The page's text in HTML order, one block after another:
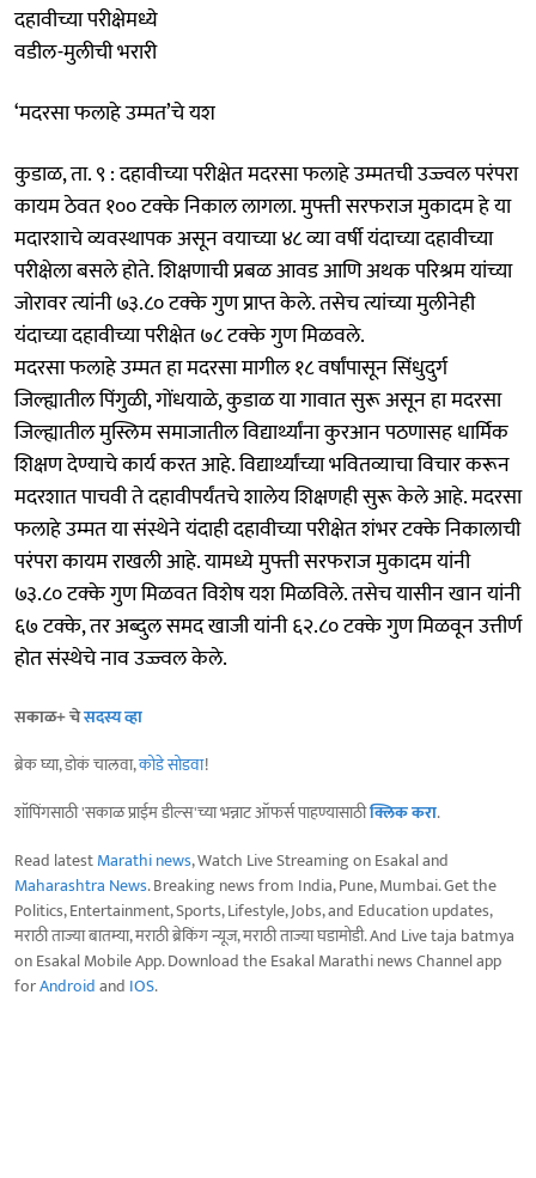
दहावीच्या परीक्षेमध्ये
वडील-मुलीची भरारी
‘मदरसा फलाहे उम्मत’चे यश
कुडाळ, ता. ९ : दहावीच्या परीक्षेत मदरसा फलाहे उम्मतची उज्ज्वल परंपरा
कायम ठेवत १०० टक्के निकाल लागला. मुफ्ती सरफराज मुकादम हे या
मदारशाचे व्यवस्थापक असून वयाच्या ४८ व्या वर्षी यंदाच्या दहावीच्या
परीक्षेला बसले होते. शिक्षणाची प्रबळ आवड आणि अथक परिश्रम यांच्या
जोरावर त्यांनी ७३.८० टक्के गुण प्राप्त केले. तसेच त्यांच्या मुलीनेही
यंदाच्या दहावीच्या परीक्षेत ७८ टक्के गुण मिळवले.
मदरसा फलाहे उम्मत हा मदरसा मागील १८ वर्षांपासून सिंधुदुर्ग
जिल्ह्यातील पिंगुळी, गोंधयाळे, कुडाळ या गावात सुरू असून हा मदरसा
जिल्ह्यातील मुस्लिम समाजातील विद्यार्थ्यांना कुरआन पठणासह धार्मिक
शिक्षण देण्याचे कार्य करत आहे. विद्यार्थ्यांच्या भवितव्याचा विचार करून
मदरशात पाचवी ते दहावीपर्यंतचे शालेय शिक्षणही सुरू केले आहे. मदरसा
फलाहे उम्मत या संस्थेने यंदाही दहावीच्या परीक्षेत शंभर टक्के निकालाची
परंपरा कायम राखली आहे. यामध्ये मुफ्ती सरफराज मुकादम यांनी
७३.८० टक्के गुण मिळवत विशेष यश मिळविले. तसेच यासीन खान यांनी
६७ टक्के, तर अब्दुल समद खाजी यांनी ६२.८० टक्के गुण मिळवून उत्तीर्ण
होत संस्थेचे नाव उज्ज्वल केले.
सकाळ+ चेसदस्य व्हा
ब्रेक घ्या, डोकं चालवा,कोडे सोडवा!
शॉपिंगसाठी 'सकाळ प्राईम डील्स'च्या भन्नाट ऑफर्स पाहण्यासाठीक्लिक करा.
Read latestMarathi news, Watch Live Streaming on Esakal and
Maharashtra News. Breaking news from India, Pune, Mumbai. Get the
Politics, Entertainment, Sports, Lifestyle, Jobs, and Education updates,
मराठी ताज्या बातम्या, मराठी ब्रेकिंग न्यूज, मराठी ताज्या घडामोडी. And Live taja batmya
on Esakal Mobile App. Download the Esakal Marathi news Channel app
forAndroidand IOS.